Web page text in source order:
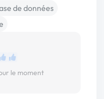
de données
le moment